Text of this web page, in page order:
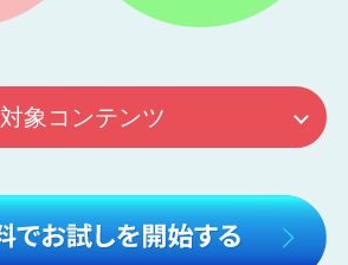
対象コンテンツ